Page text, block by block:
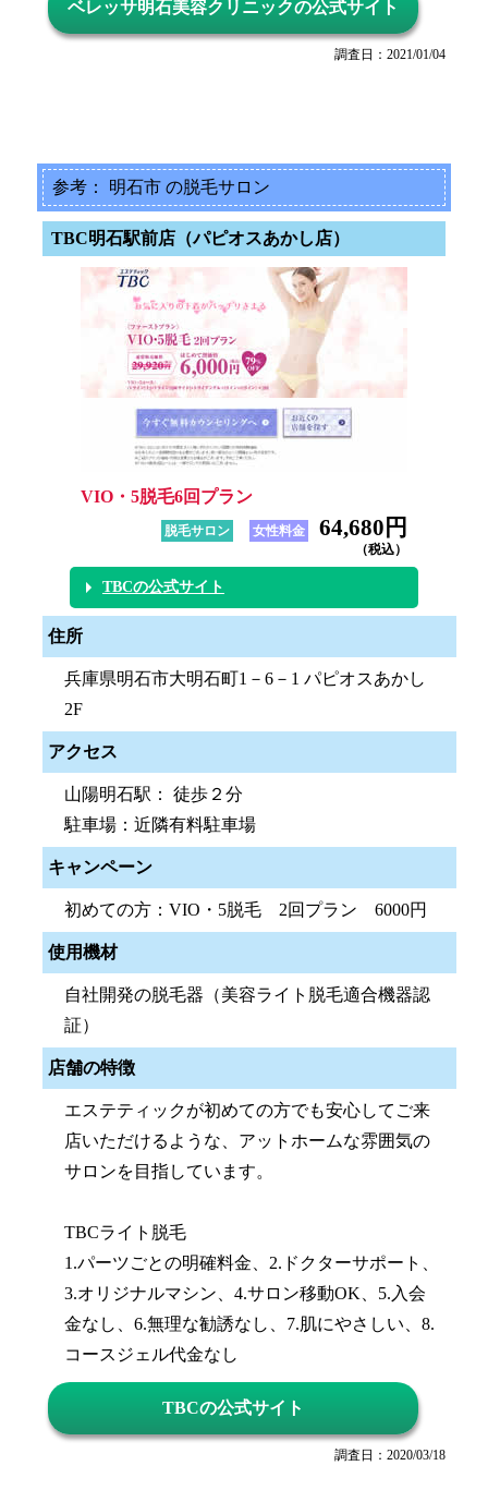
ベレッサ明石美容クリニックの公式サイト
調査日：2021/01/04
参考： 明石市 の脱毛サロン
TBC明石駅前店（パピオスあかし店）
VIO・5脱毛6回プラン
脱毛サロン 女性料金 64,680円
（税込）
TBCの公式サイト
住所
兵庫県明石市大明石町1－6－1 パピオスあかし
2F
アクセス
山陽明石駅： 徒歩２分
駐車場：近隣有料駐車場
キャンペーン
初めての方：VIO・5脱毛 2回プラン 6000円
使用機材
自社開発の脱毛器（美容ライト脱毛適合機器認
証）
店舗の特徴
エステティックが初めての方でも安心してご来
店いただけるような、アットホームな雰囲気の
サロンを目指しています。
TBCライト脱毛
1.パーツごとの明確料金、2.ドクターサポート、
3.オリジナルマシン、4.サロン移動OK、5.入会
金なし、6.無理な勧誘なし、7.肌にやさしい、8.
コースジェル代金なし
TBCの公式サイト
調査日：2020/03/18